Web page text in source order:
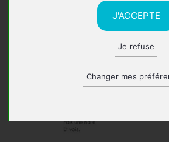
J'ACCEPTE
Je refuse
Changer mes